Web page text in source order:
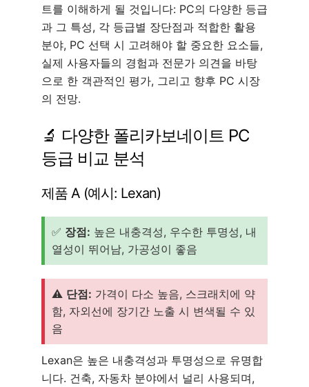
트를 이해하게 될 것입니다: PC의 다양한 등급
과 그 특성, 각 등급별 장단점과 적합한 활용
분야, PC 선택 시 고려해야 할 중요한 요소들,
실제 사용자들의 경험과 전문가 의견을 바탕
으로 한 객관적인 평가, 그리고 향후 PC 시장
의 전망.
🔬 다양한 폴리카보네이트 PC
등급 비교 분석
제품 A (예시: Lexan)
✅ 장점: 높은 내충격성, 우수한 투명성, 내
열성이 뛰어남, 가공성이 좋음
⚠️ 단점: 가격이 다소 높음, 스크래치에 약
함, 자외선에 장기간 노출 시 변색될 수 있
음
Lexan은 높은 내충격성과 투명성으로 유명합
니다. 건축, 자동차 분야에서 널리 사용되며,